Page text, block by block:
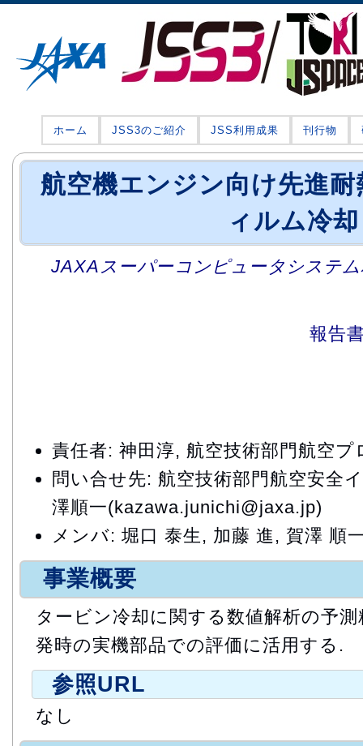
ホーム JSS3のご紹介 JSS利用成果 刊行物
航空機エンジン向け先進
ィルム冷却
JAXAスーパーコンピュータシステ
報告
責任者: 神田淳, 航空技術部門航空
問い合せ先: 航空技術部門航空安
澤順一(kazawa.junichi@jaxa.jp)
メンバ: 堀口 泰生, 加藤 進, 賀澤 順
事業概要
タービン冷却に関する数値解析の予
発時の実機部品での評価に活用する.
参照URL
なし